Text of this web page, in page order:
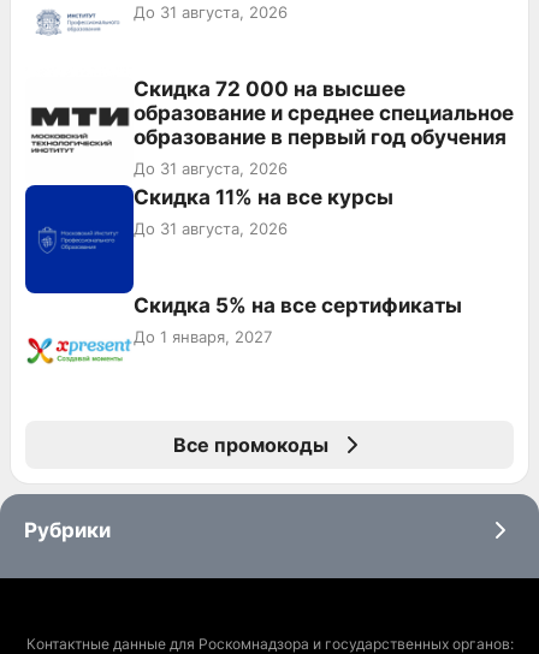
До 31 августа, 2026
Скидка 72 000 на высшее
образование и среднее специальное
образование в первый год обучения
До 31 августа, 2026
Скидка 11% на все курсы
До 31 августа, 2026
Скидка 5% на все сертификаты
До 1 января, 2027
Все промокоды
Рубрики
Контактные данные для Роскомнадзора и государственных органов: